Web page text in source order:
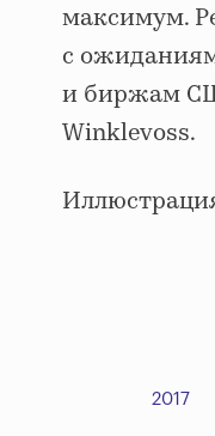
максимум.
с
и биржам
Winklevoss.
2017